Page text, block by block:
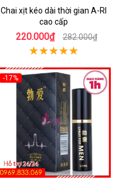
Chai xịt kéo dài thời gian A-RI
cao cấp
220.000₫ 282.000₫
-17%